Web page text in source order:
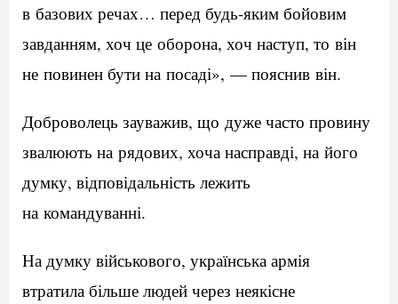
в базових речах… перед будь-яким бойовим
завданням, хоч це оборона, хоч наступ, то він
не повинен бути на посаді», — пояснив він.
Доброволець зауважив, що дуже часто провину
звалюють на рядових, хоча насправді, на його
думку, відповідальність лежить
на командуванні.
На думку військового, українська армія
втратила більше людей через неякісне